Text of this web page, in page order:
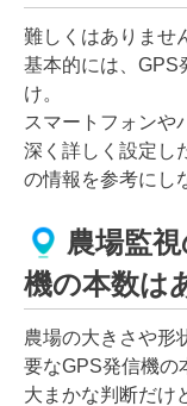
難しくはありませ
基本的には、GPS
け。
スマートフォンや
深く詳しく設定し
の情報を参考にし
農場監
機の本数は
農場の大きさや形
要なGPS発信機の
大まかな判断だけ